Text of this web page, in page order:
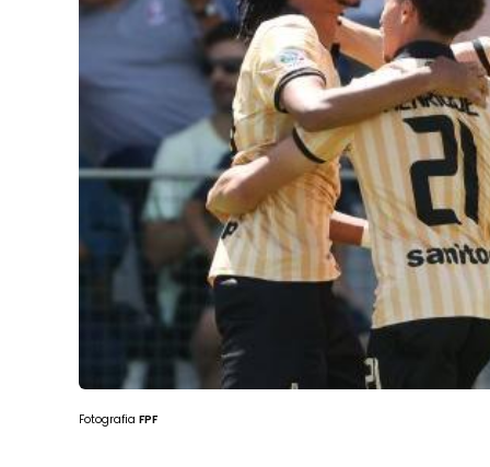
Fotografia FPF